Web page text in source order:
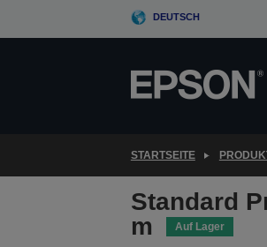
DEUTSCH
STARTSEITE
Standard
m
Auf Lager